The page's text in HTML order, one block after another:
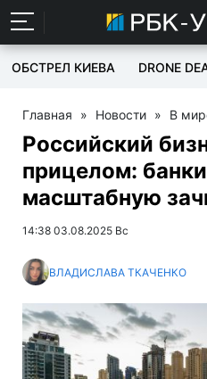
ОБСТРЕЛ КИЕВА DRONE
Главная » Новости » В
Российский
прицелом:
масштабную
14:38 03.08.2025 Вс
ВЛАДИСЛАВА ТКАЧЕНКО